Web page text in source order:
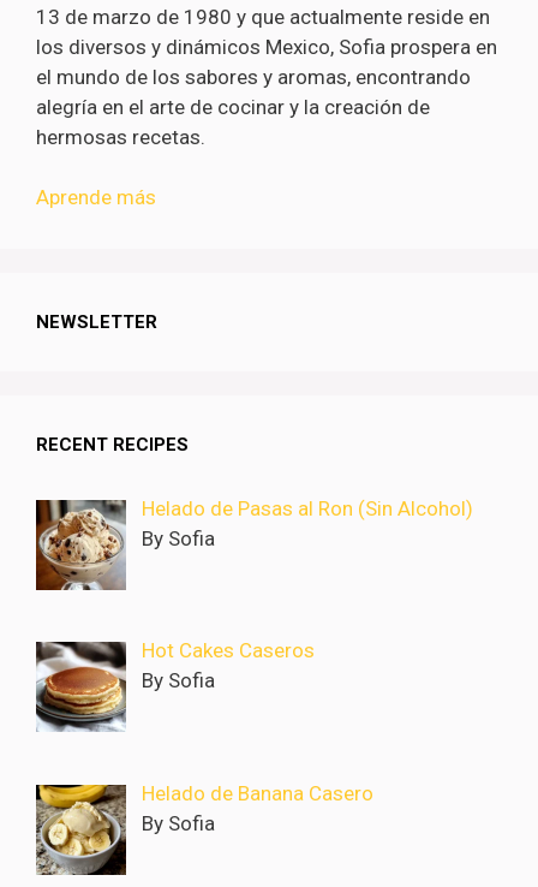
13 de marzo de 1980 y que actualmente reside en
los diversos y dinámicos Mexico, Sofia prospera en
el mundo de los sabores y aromas, encontrando
alegría en el arte de cocinar y la creación de
hermosas recetas.
Aprende más
NEWSLETTER
RECENT RECIPES
Helado de Pasas al Ron (Sin Alcohol)
By Sofia
Hot Cakes Caseros
By Sofia
Helado de Banana Casero
By Sofia